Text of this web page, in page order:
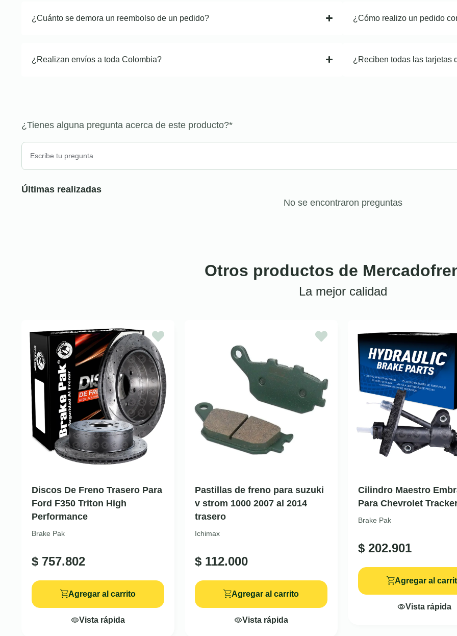
¿Cuánto se demora un reembolso de un pedido?
¿Realizan envíos a toda Colombia?
¿Cómo realizo un pedido
¿Reciben todas las tarjetas
¿Tienes alguna pregunta acerca de este producto?*
Últimas realizadas
No se encontraron preguntas
Otros productos de
La mejor calidad
Discos De Freno Trasero Para
Ford F350 Triton High
Performance
Brake Pak
$ 757.802
Agregar al carrito
Vista rápida
Pastillas de freno para suzuki
v strom 1000 2007 al 2014
trasero
Ichimax
$ 112.000
Agregar al carrito
Vista rápida
Cilindro Maestro
Para Chevrolet
Brake Pak
$ 202.901
Agregar al
Vista rápida